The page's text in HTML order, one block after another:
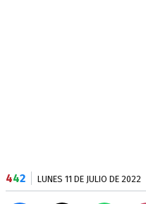
442 LUNES 11 DE JULIO DE 2022